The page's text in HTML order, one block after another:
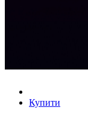
Купити